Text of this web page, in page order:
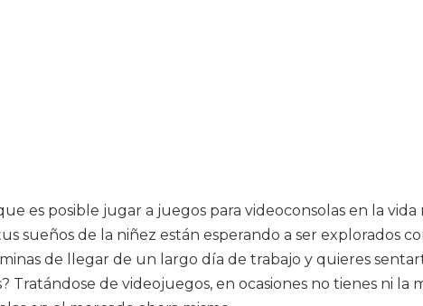
es posible jugar a juegos para videoconsolas en la
sueños de la niñez están esperando a ser explorados
de llegar de un largo día de trabajo y quieres
de videojuegos, en ocasiones no tienes ni la